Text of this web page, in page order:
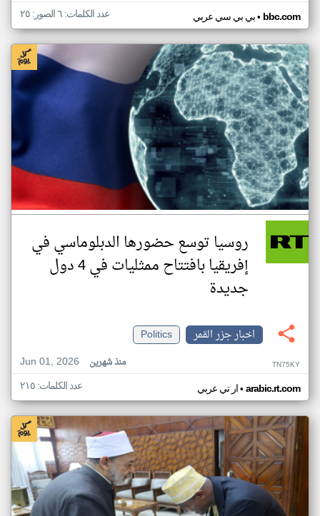
بي بي سي عربي• bbc.com عدد الكلمات: ٦ الصور: ٢٥
روسيا توسع حضورها الدبلوماسي في
إفريقيا بافتتاح ممثليات في 4 دول
جديدة
اخبار جزر القمر
Politics
Jun 01, 2026
منذ شهرين TN75KY
ار تي عربي• arabic.rt.com عدد الكلمات: ٢١٥